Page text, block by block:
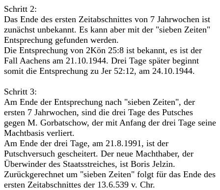
Schritt 2:
Das Ende des ersten Zeitabschnittes von 7 Jahrwochen ist
zunächst unbekannt. Es kann aber mit der "sieben Zeiten"
Entsprechung gefunden werden.
Die Entsprechung von 2Kön 25:8 ist bekannt, es ist der
Fall Aachens am 21.10.1944. Drei Tage später beginnt
somit die Entsprechung zu Jer 52:12, am 24.10.1944.
Schritt 3:
Am Ende der Entsprechung nach "sieben Zeiten", der
ersten 7 Jahrwochen, sind die drei Tage des Putsches
gegen M. Gorbatschow, der mit Anfang der drei Tage seine
Machtbasis verliert.
Am Ende der drei Tage, am 21.8.1991, ist der
Putschversuch gescheitert. Der neue Machthaber, der
Überwinder des Staatsstreiches, ist Boris Jelzin.
Zurückgerechnet um "sieben Zeiten" folgt für das Ende des
ersten Zeitabschnittes der 13.6.539 v. Chr.